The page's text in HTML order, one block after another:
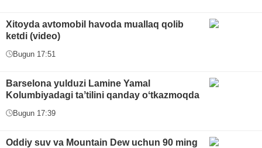
Xitoyda avtomobil havoda muallaq qolib
ketdi (video)
Bugun 17:51
Barselona yulduzi Lamine Yamal
Kolumbiyadagi taʼtilini qanday oʻtkazmoqda
Bugun 17:39
Oddiy suv va Mountain Dew uchun 90 ming